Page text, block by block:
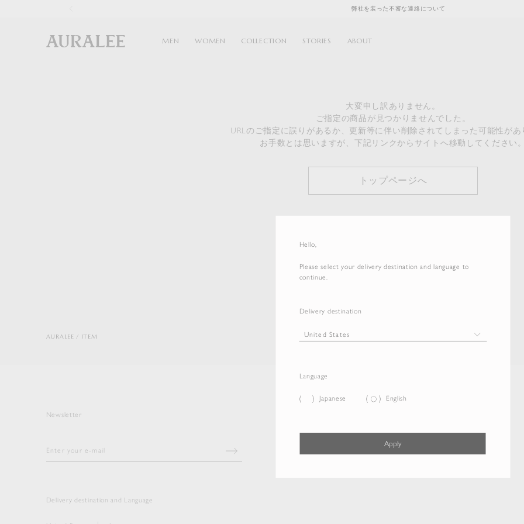
Hello,
Please select your delivery destination and language to
continue.
Delivery destination
Language
Japanese English
Apply
弊社を装った不審な連絡について
MEN WOMEN COLLECTION STORIES ABOUT
大変申し訳ありません。
ご指定の商品が見つかりませんでした。
URLのご指定に誤りがあるか、更新等に伴い削除されてしまった可能性があ
お手数とは思いますが、下記リンクからサイトへ移動してください。
トップページへ
AURALEE ITEM
Newsletter
Delivery destination and Language